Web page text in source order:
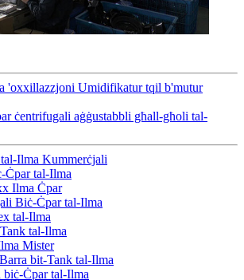
'oxxillazzjoni Umidifikatur tqil b'mutur
ċentrifugali aġġustabbli għall-għoli tal-
Ilma Kummerċjali
Ċpar tal-Ilma
Ilma Ċpar
Biċ-Ċpar tal-Ilma
tal-Ilma
tal-Ilma
Mister
bit-Tank tal-Ilma
biċ-Ċpar tal-Ilma